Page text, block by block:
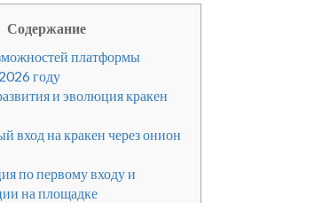
Содержание
платформы
году
и эволюция кракен
вход на кракен через онион
по первому входу и
на площадке